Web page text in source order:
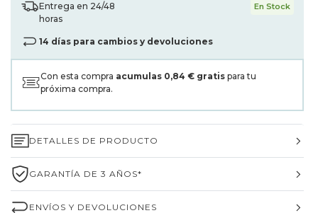
Entrega en 24/48
horas
En Stock
14 días para cambios y devoluciones
Con esta compra acumulas 0,84 € gratis para tu
próxima compra.
DETALLES DE PRODUCTO
GARANTÍA DE 3 AÑOS*
ENVÍOS Y DEVOLUCIONES